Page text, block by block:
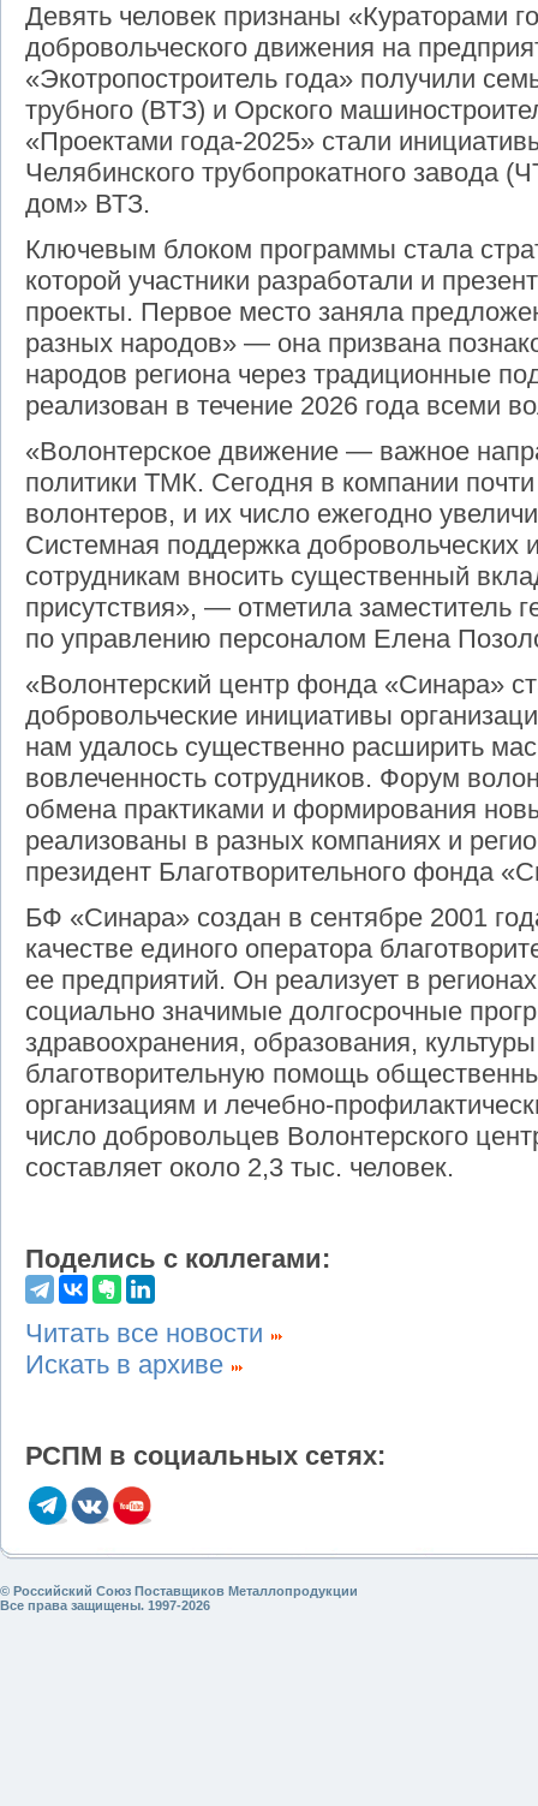
Девять человек признаны «Кураторами
добровольческого движения на
«Экотропостроитель года» получили
трубного (ВТЗ) и Орского
«Проектами года-2025» стали
Челябинского трубопрокатного завода
дом» ВТЗ.
Ключевым блоком программы стала
которой участники разработали и
проекты. Первое место заняла
разных народов» — она призвана
народов региона через традиционные
реализован в течение 2026 года всеми
«Волонтерское движение — важное
политики ТМК. Сегодня в компании
волонтеров, и их число ежегодно
Системная поддержка добровольческих
сотрудникам вносить существенный
присутствия», — отметила заместитель
по управлению персоналом Елена
«Волонтерский центр фонда «Синара»
добровольческие инициативы
нам удалось существенно расширить
вовлеченность сотрудников. Форум
обмена практиками и формирования
реализованы в разных компаниях и
президент Благотворительного фонда
БФ «Синара» создан в сентябре 2001
качестве единого оператора
ее предприятий. Он реализует в
социально значимые долгосрочные
здравоохранения, образования,
благотворительную помощь
организациям и лечебно-
число добровольцев Волонтерского
составляет около 2,3 тыс. человек.
Поделись с коллегами:
Читать все новости
Искать в архиве
РСПМ в социальных сетях:
© Российский Союз Поставщиков Металлопродукции
Все права защищены. 1997-2026